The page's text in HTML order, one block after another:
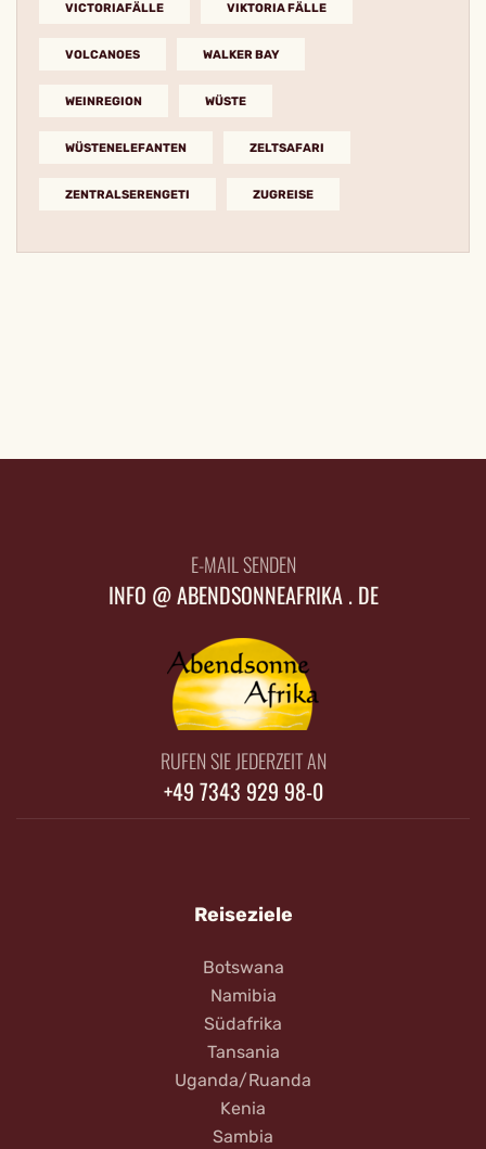
VICTORIAFÄLLE VIKTORIA FÄLLE
VOLCANOES WALKER BAY
WEINREGION WÜSTE
WÜSTENELEFANTEN ZELTSAFARI
ZENTRALSERENGETI ZUGREISE
E-MAIL SENDEN
INFO @ ABENDSONNEAFRIKA . DE
RUFEN SIE JEDERZEIT AN
+49 7343 929 98-0
Reiseziele
Botswana
Namibia
Südafrika
Tansania
Uganda/Ruanda
Kenia
Sambia